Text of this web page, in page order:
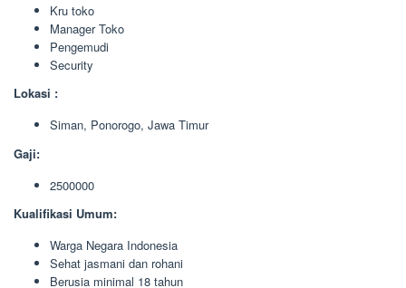
Kru toko
Manager Toko
Pengemudi
Security
Lokasi :
Siman, Ponorogo, Jawa Timur
Gaji:
2500000
Kualifikasi Umum:
Warga Negara Indonesia
Sehat jasmani dan rohani
Berusia minimal 18 tahun